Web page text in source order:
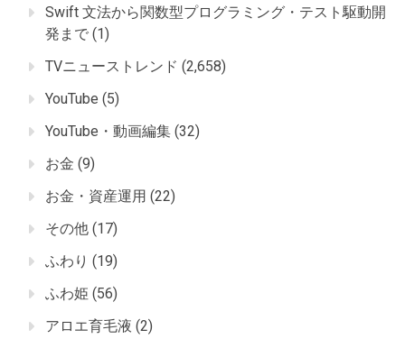
Swift 文法から関数型プログラミング・テスト駆動開
発まで (1)
TVニューストレンド (2,658)
YouTube (5)
YouTube・動画編集 (32)
お金 (9)
お金・資産運用 (22)
その他 (17)
ふわり (19)
ふわ姫 (56)
アロエ育毛液 (2)